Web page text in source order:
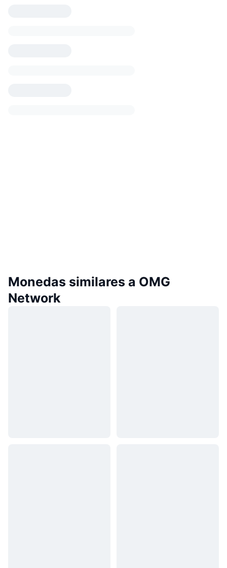
Monedas similares a OMG
Network